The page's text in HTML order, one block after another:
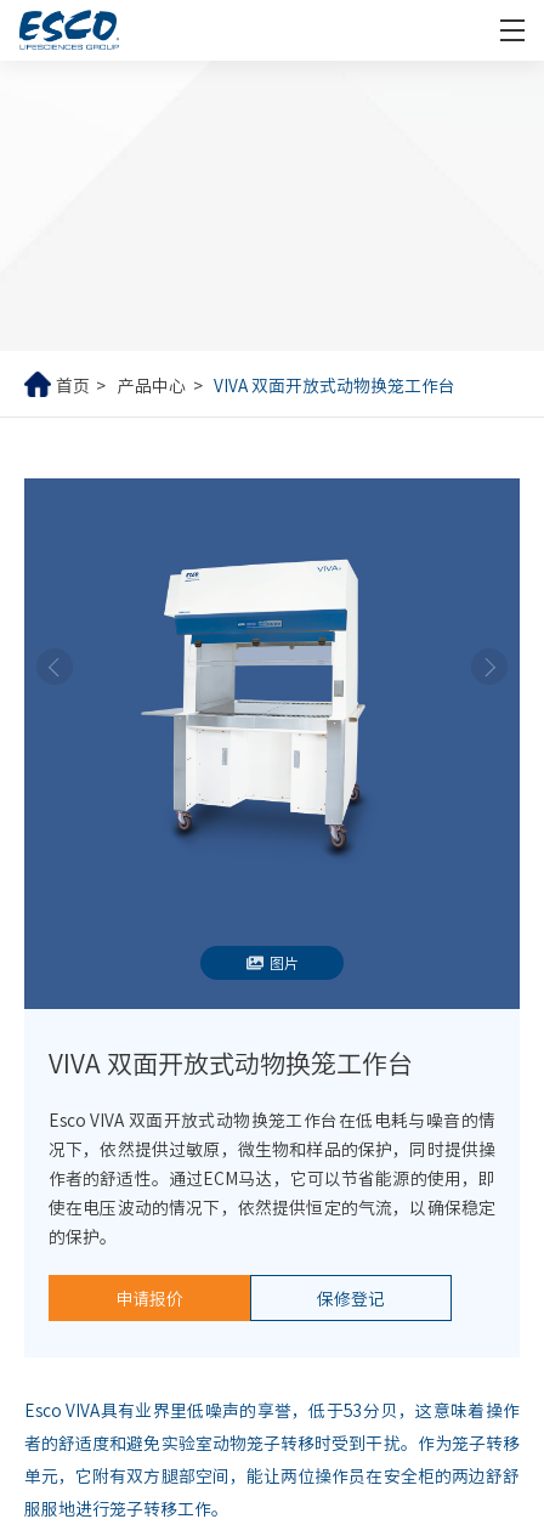
首页 产品中心 VIVA 双面开放式动物换笼工作台
VIVA 双面开放式动物换笼工作台
Esco VIVA 双面开放式动物换笼工作台在低电耗与噪音的情
况下，依然提供过敏原，微生物和样品的保护，同时提供操
作者的舒适性。通过ECM马达，它可以节省能源的使用，即
使在电压波动的情况下，依然提供恒定的气流，以确保稳定
的保护。
申请报价 保修登记
图片
Esco VIVA具有业界里低噪声的享誉，低于53分贝，这意味着操作
者的舒适度和避免实验室动物笼子转移时受到干扰。作为笼子转移
单元，它附有双方腿部空间，能让两位操作员在安全柜的两边舒舒
服服地进行笼子转移工作。